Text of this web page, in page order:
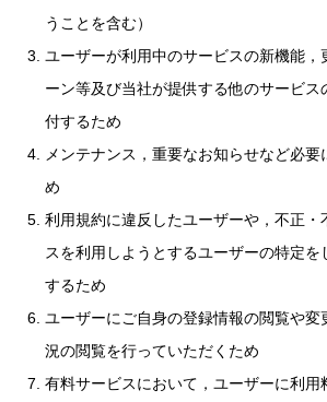
うことを含む）
ユーザーが利用中のサービスの新機能，
ーン等及び当社が提供する他のサービス
付するため
メンテナンス，重要なお知らせなど必要
め
利用規約に違反したユーザーや，不正・
スを利用しようとするユーザーの特定を
するため
ユーザーにご自身の登録情報の閲覧や変
況の閲覧を行っていただくため
有料サービスにおいて，ユーザーに利用